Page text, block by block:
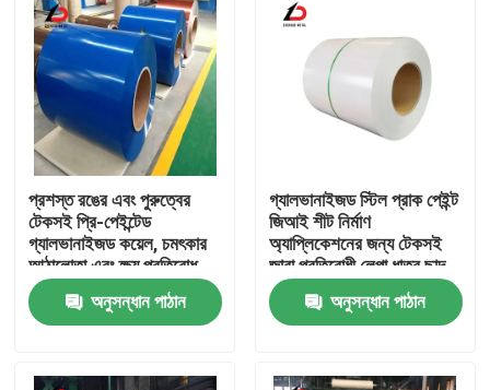
প্রশস্ত রঙের এবং পুরুত্বের
টেকসই প্রি-পেইন্টেড
গ্যালভানাইজড কয়েল, চমৎকার
আঠালোতা এবং ক্ষয় প্রতিরোধ
ক্ষমতা সহ
অনুসন্ধান পাঠান
গ্যালভানাইজড স্টিল প্রাক পেইন্ট
জিআই শীট নির্মাণ
অ্যাপ্লিকেশনের জন্য টেকসই
জারা প্রতিরোধী লেপা ধাতব ছাদ
প্যানেল
অনুসন্ধান পাঠান